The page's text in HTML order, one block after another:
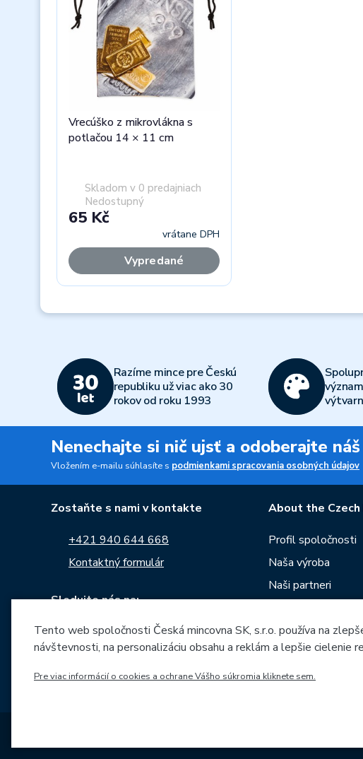
Vrecúško z mikrovlákna s
potlačou 14 × 11 cm
Skladom v 0 predajniach
Nedostupný
65 Kč
vrátane DPH
Vypredané
Razíme mince pre Českú
republiku už viac ako 30
rokov od roku 1993
Nenechajte si nič ujsť a odoberajte
Vložením e-mailu súhlasíte s podmienkami spracovania osobných údajov
Zostaňte s nami v kontakte
+421 940 644 668
Kontaktný formulár
Sledujte nás na:
About the Czech
Profil spoločnosti
Naša výroba
Naši partneri
Správy
Na stiahnutie
Archív razieb
Tento web spoločnosti Česká mincovna SK, s.r.o. používa na
návštevnosti, na personalizáciu obsahu a reklám a lepšie
Pre viac informácií o cookies a ochrane Vášho súkromia kliknete sem.